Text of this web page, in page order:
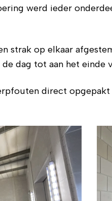
werd ieder
strak op elkaar
dag tot aan het einde
direct